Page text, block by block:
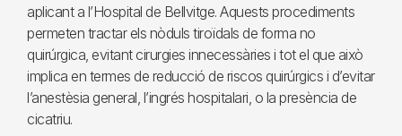
aplicant a l’Hospital de Bellvitge. Aquests procediments
permeten tractar els nòduls tiroïdals de forma no
quirúrgica, evitant cirurgies innecessàries i tot el que això
implica en termes de reducció de riscos quirúrgics i d’evitar
l’anestèsia general, l’ingrés hospitalari, o la presència de
cicatriu.